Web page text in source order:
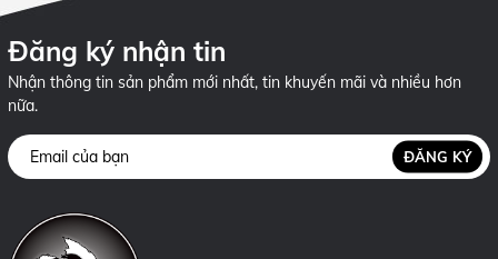
Đăng ký nhận tin
Nhận thông tin sản phẩm mới nhất, tin khuyến mãi và nhiều hơn
nữa.
ĐĂNG KÝ